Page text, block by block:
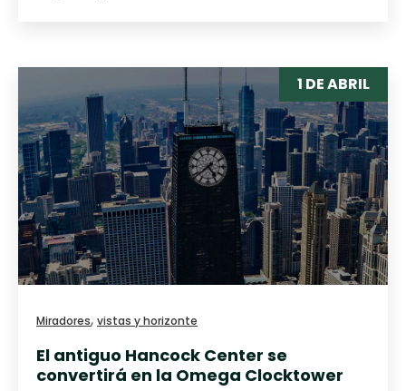
1 DE ABRIL
Miradores, vistas y horizonte
El antiguo Hancock Center se
convertirá en la Omega Clocktower